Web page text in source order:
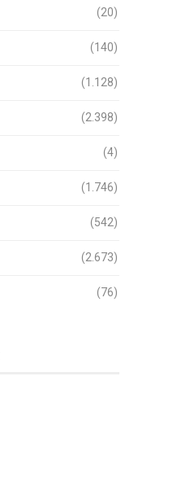
(20)
(140)
(1.128)
(2.398)
(4)
(1.746)
(542)
(2.673)
(76)